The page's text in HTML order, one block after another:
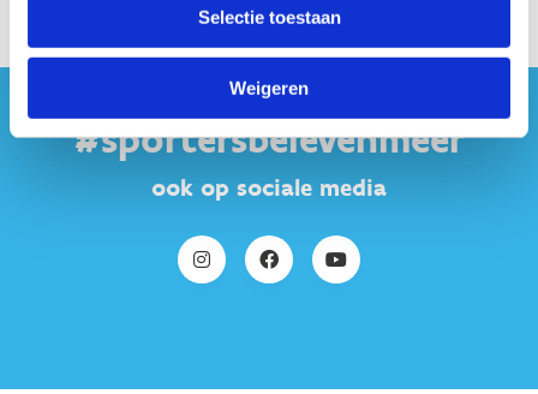
Selectie toestaan
Weigeren
#sportersbelevenmeer
ook op sociale media